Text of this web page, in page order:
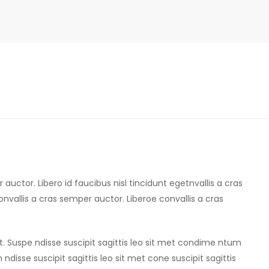
auctor. Libero id faucibus nisl tincidunt egetnvallis a cras
a cras semper auctor. Liberoe convallis a cras
ndisse suscipit sagittis leo sit met condime ntum
suscipit sagittis leo sit met cone suscipit sagittis